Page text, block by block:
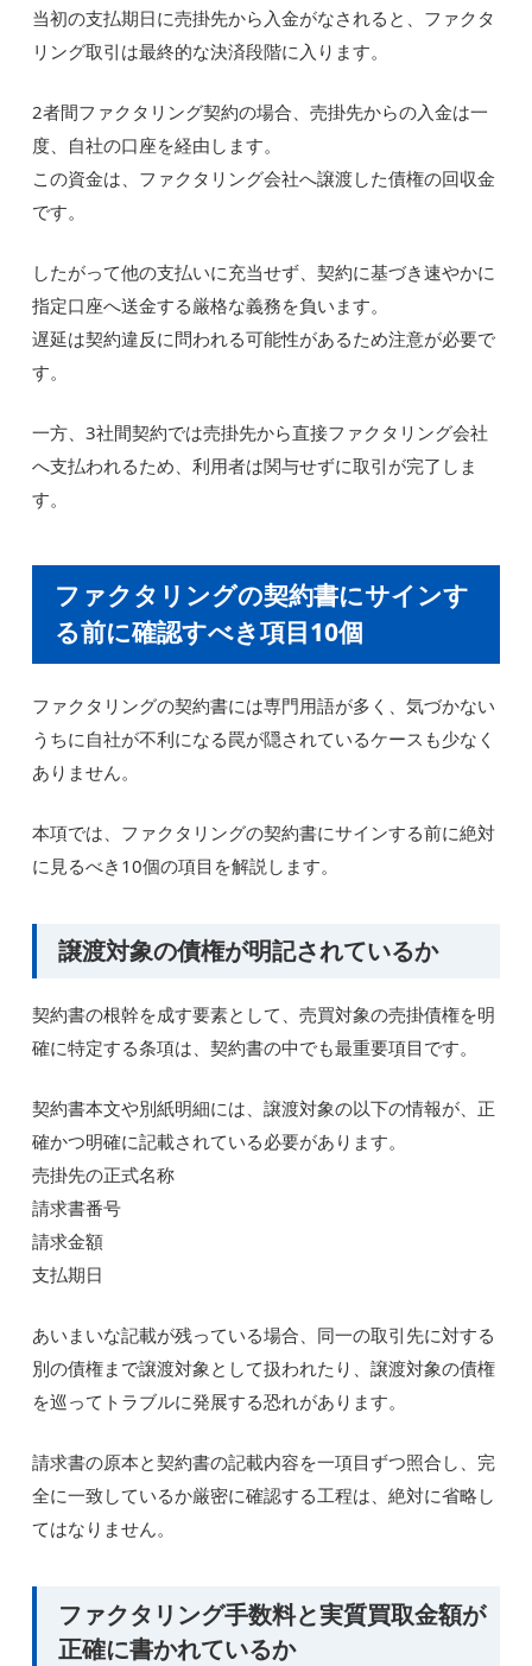
当初の支払期日に売掛先から入金がなされると、ファクタ
リング取引は最終的な決済段階に入ります。
2者間ファクタリング契約の場合、売掛先からの入金は一
度、自社の口座を経由します。
この資金は、ファクタリング会社へ譲渡した債権の回収金
です。
したがって他の支払いに充当せず、契約に基づき速やかに
指定口座へ送金する厳格な義務を負います。
遅延は契約違反に問われる可能性があるため注意が必要で
す。
一方、3社間契約では売掛先から直接ファクタリング会社
へ支払われるため、利用者は関与せずに取引が完了しま
す。
ファクタリングの契約書にサインす
る前に確認すべき項目10個
ファクタリングの契約書には専門用語が多く、気づかない
うちに自社が不利になる罠が隠されているケースも少なく
ありません。
本項では、ファクタリングの契約書にサインする前に絶対
に見るべき10個の項目を解説します。
譲渡対象の債権が明記されているか
契約書の根幹を成す要素として、売買対象の売掛債権を明
確に特定する条項は、契約書の中でも最重要項目です。
契約書本文や別紙明細には、譲渡対象の以下の情報が、正
確かつ明確に記載されている必要があります。
売掛先の正式名称
請求書番号
請求金額
支払期日
あいまいな記載が残っている場合、同一の取引先に対する
別の債権まで譲渡対象として扱われたり、譲渡対象の債権
を巡ってトラブルに発展する恐れがあります。
請求書の原本と契約書の記載内容を一項目ずつ照合し、完
全に一致しているか厳密に確認する工程は、絶対に省略し
てはなりません。
ファクタリング手数料と実質買取金額が
正確に書かれているか